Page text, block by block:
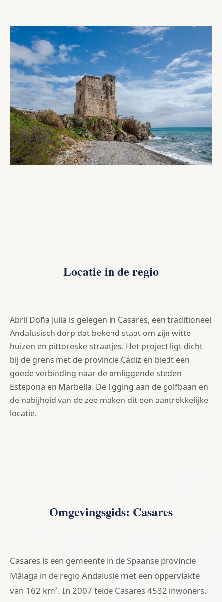
Locatie in de regio
Abril Doña Julia is gelegen in Casares, een traditioneel
Andalusisch dorp dat bekend staat om zijn witte
huizen en pittoreske straatjes. Het project ligt dicht
bij de grens met de provincie Cádiz en biedt een
goede verbinding naar de omliggende steden
Estepona en Marbella. De ligging aan de golfbaan en
de nabijheid van de zee maken dit een aantrekkelijke
locatie.
Omgevingsgids: Casares
Casares is een gemeente in de Spaanse provincie
Málaga in de regio Andalusië met een oppervlakte
van 162 km². In 2007 telde Casares 4532 inwoners.